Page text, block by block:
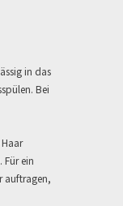
in das
Bei
Für ein
auftragen,